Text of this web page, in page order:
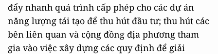
đẩy nhanh quá trình cấp phép cho các dự án
năng lượng tái tạo để thu hút đầu tư; thu hút các
bên liên quan và cộng đồng địa phương tham
gia vào việc xây dựng các quy định để giải